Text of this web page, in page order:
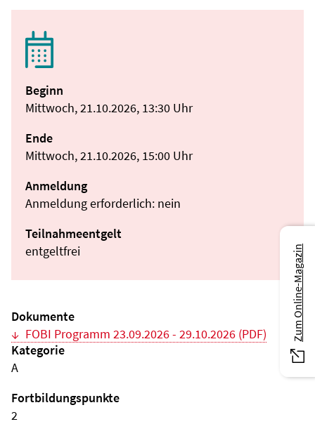
Beginn
Mittwoch, 21.10.2026, 13:30 Uhr
Ende
Mittwoch, 21.10.2026, 15:00 Uhr
Anmeldung
Anmeldung erforderlich: nein
Teilnahmeentgelt
entgeltfrei
Dokumente
FOBI Programm 23.09.2026 - 29.10.2026 (PDF)
Kategorie
A
Fortbildungspunkte
2
Zum Online-Magazin